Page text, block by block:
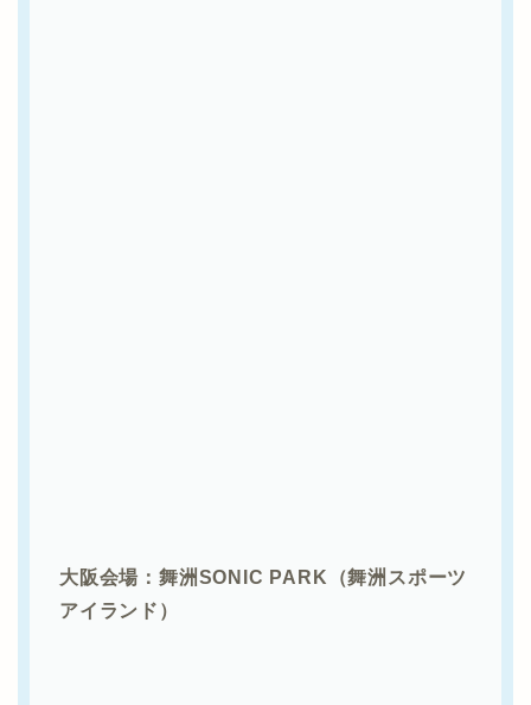
大阪会場：舞洲SONIC PARK（舞洲スポーツ
アイランド）